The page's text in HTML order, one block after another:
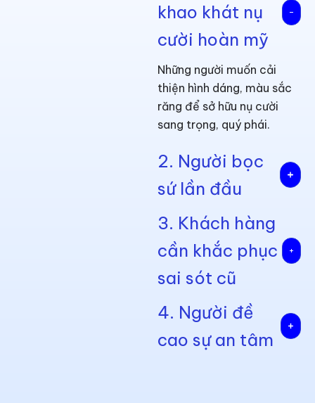
khao khát nụ
cười hoàn mỹ
Những người muốn cải
thiện hình dáng, màu sắc
răng để sở hữu nụ cười
sang trọng, quý phái.
2. Người bọc
sứ lần đầu
3. Khách hàng
cần khắc phục
sai sót cũ
4. Người đề
cao sự an tâm